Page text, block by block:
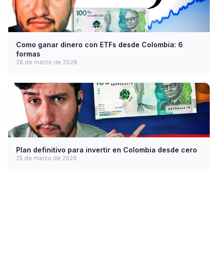
Como ganar dinero con ETFs desde Colombia: 6
formas
26 de marzo de 2026
Plan definitivo para invertir en Colombia desde cero
25 de marzo de 2026